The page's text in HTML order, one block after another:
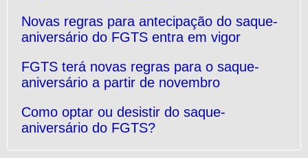
Novas regras para antecipação do saque-
aniversário do FGTS entra em vigor
FGTS terá novas regras para o saque-
aniversário a partir de novembro
Como optar ou desistir do saque-
aniversário do FGTS?